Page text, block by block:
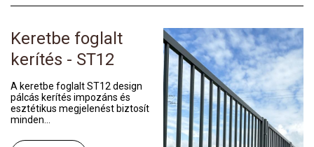
Keretbe foglalt
kerítés - ST12
A keretbe foglalt ST12 design
pálcás kerítés impozáns és
esztétikus megjelenést biztosít
minden...